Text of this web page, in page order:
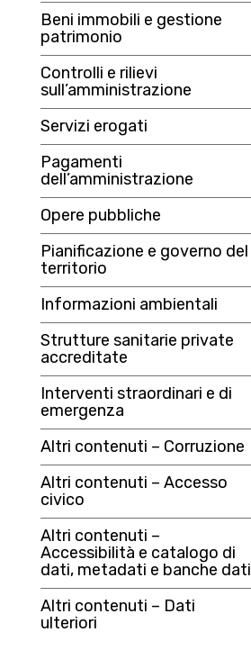
Beni immobili e gestione
patrimonio
Controlli e rilievi
sull’amministrazione
Servizi erogati
Pagamenti
dell’amministrazione
Opere pubbliche
Pianificazione e governo del
territorio
Informazioni ambientali
Strutture sanitarie private
accreditate
Interventi straordinari e di
emergenza
Altri contenuti – Corruzione
Altri contenuti – Accesso
civico
Altri contenuti –
Accessibilità e catalogo di
dati, metadati e banche dati
Altri contenuti – Dati
ulteriori